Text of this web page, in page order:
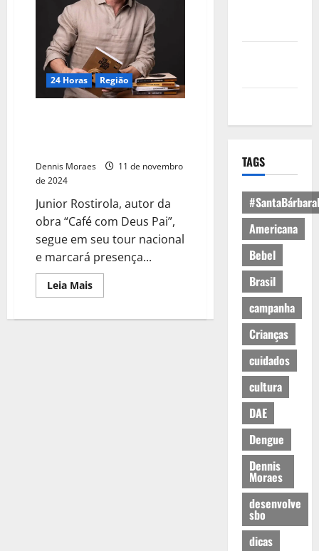
24 Horas Região
Dennis Moraes
11 de novembro
de 2024
Junior Rostirola, autor da
obra “Café com Deus Pai”,
segue em seu tour nacional
e marcará presença...
Leia Mais
TAGS
Americana
Bebel
Brasil
campanha
Crianças
cuidados
cultura
DAE
Dengue
Dennis
Moraes
desenvolve
sbo
dicas